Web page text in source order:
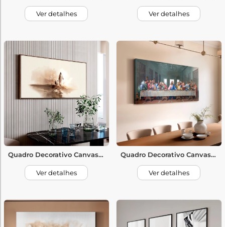
Ver detalhes Ver detalhes
Quadro Decorativo Canvas Jesus e Ovelhas
Ver detalhes
Quadro Decorativo Canvas Ultima Ceia
Ver detalhes